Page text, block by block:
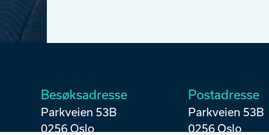
Besøksadresse
Parkveien 53B
0256 Oslo
Postadresse
Parkveien 53B
0256 Oslo